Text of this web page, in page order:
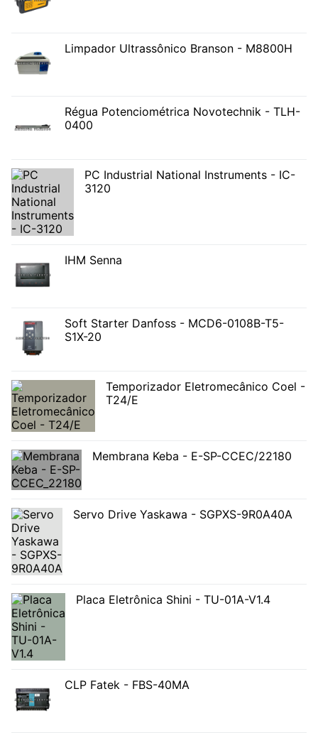
Limpador Ultrassônico Branson - M8800H
Régua Potenciométrica Novotechnik - TLH-
0400
PC Industrial National Instruments - IC-
3120
IHM Senna
Soft Starter Danfoss - MCD6-0108B-T5-
S1X-20
Temporizador Eletromecânico Coel -
T24/E
Membrana Keba - E-SP-CCEC/22180
Servo Drive Yaskawa - SGPXS-9R0A40A
Placa Eletrônica Shini - TU-01A-V1.4
CLP Fatek - FBS-40MA